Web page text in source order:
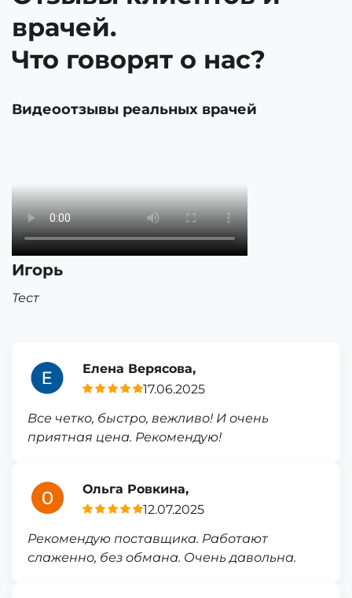
врачей.
Что говорят о нас?
Видеоотзывы реальных врачей
Игорь
Тест
Елена Верясова,
17.06.2025
Все четко, быстро, вежливо! И очень
приятная цена. Рекомендую!
Ольга Ровкина,
12.07.2025
Рекомендую поставщика. Работают
слаженно, без обмана. Очень давольна.